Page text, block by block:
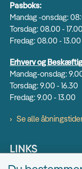
Pasboks:
Mandag -onsdag:
Torsdag: 08.00 - 17.00
Fredag: 08.00 - 13.00
Erhverv og
Mandag-onsdag:
Torsdag: 9.00 - 16.30
Fredag: 9.00 - 13.00
Se alle
LINKS